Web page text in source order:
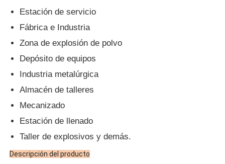
Estación de servicio
Fábrica e Industria
Zona de explosión de polvo
Depósito de equipos
Industria metalúrgica
Almacén de talleres
Mecanizado
Estación de llenado
Taller de explosivos y demás.
Descripción del producto